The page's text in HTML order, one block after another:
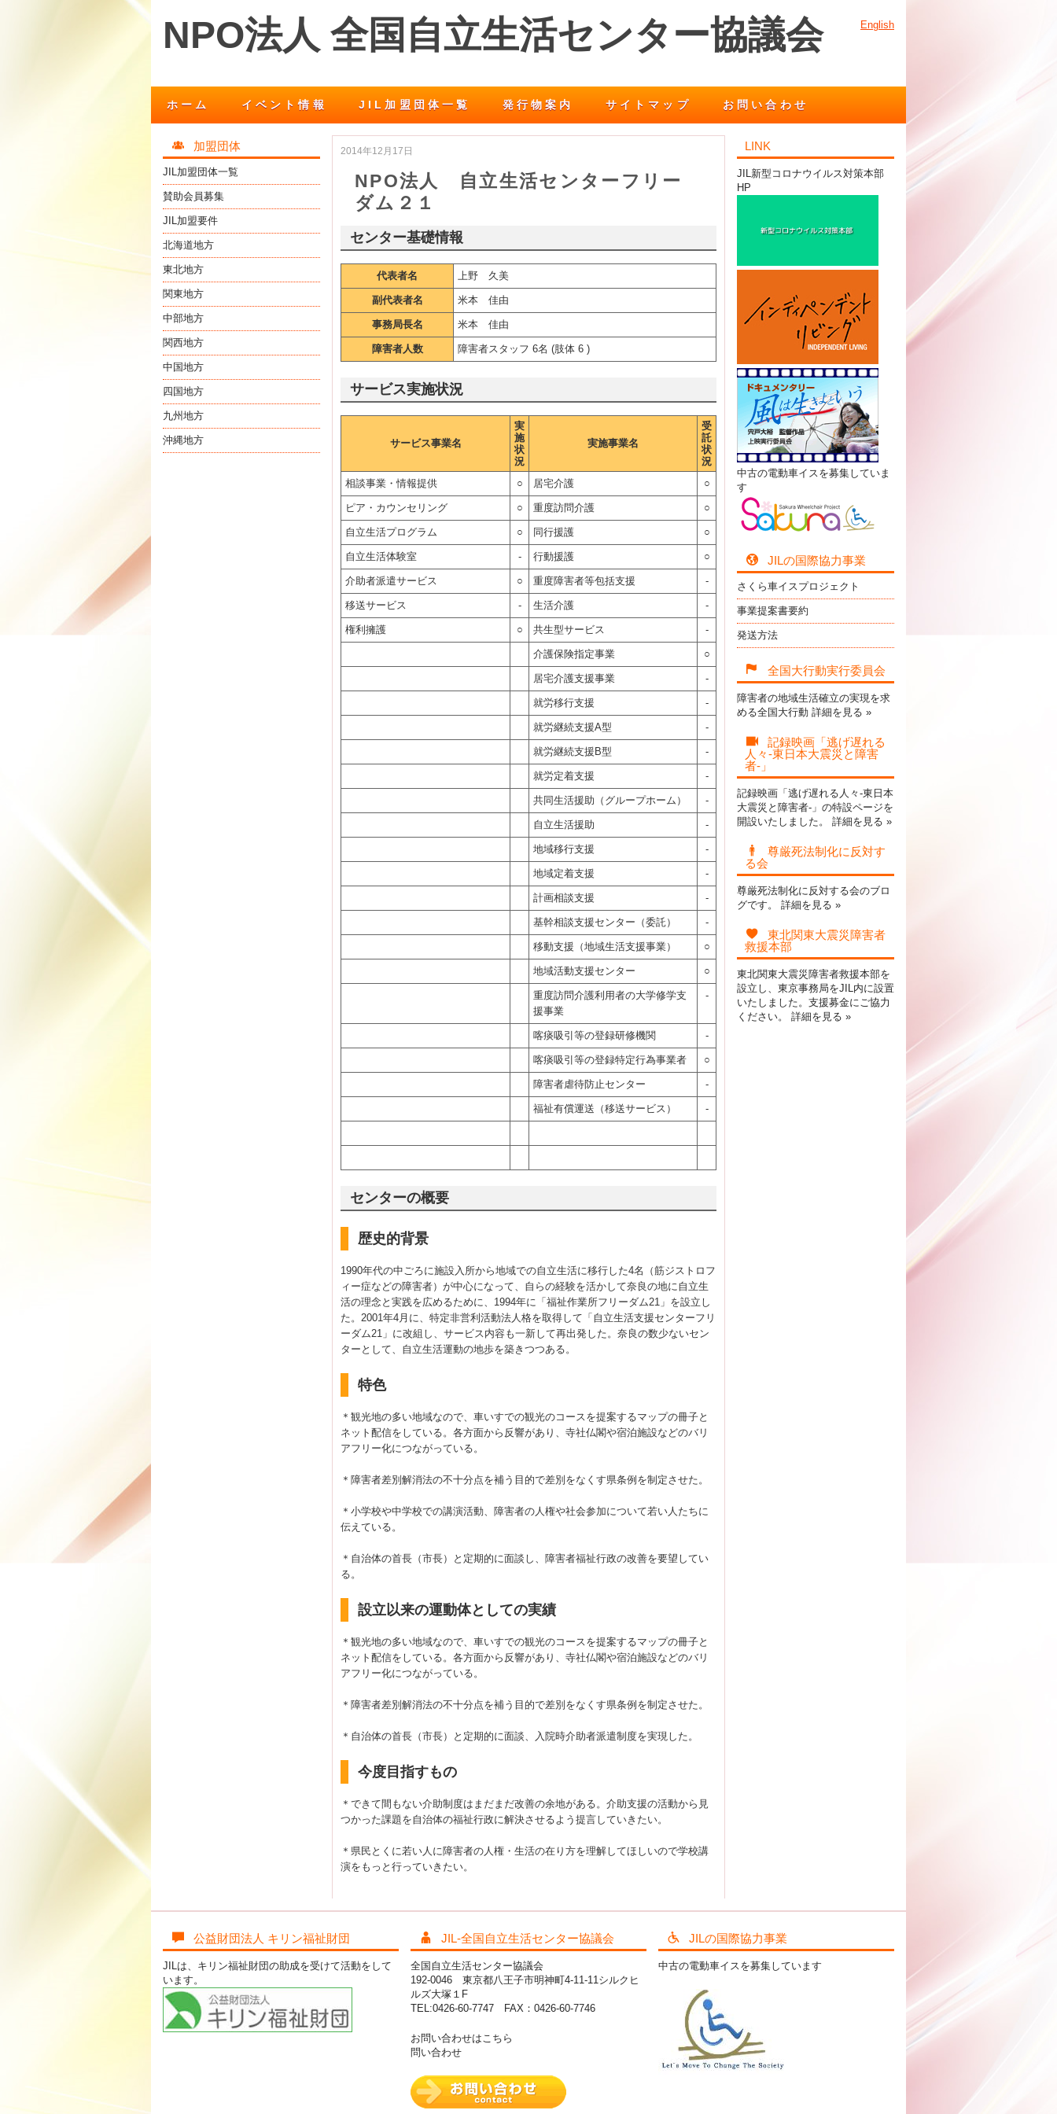
NPO法人 全国自立生活センター協議会 English
ホーム イベント情報 JIL加盟団体一覧 発行物案内 サイトマップ お問い合わせ
2014年12月17日
NPO法人 自立生活センターフリー
ダム２１
センター基礎情報
代表者名 上野 久美
副代表者名 米本 佳由
事務局長名 米本 佳由
障害者人数 障害者スタッフ 6名 (肢体 6 )
サービス実施状況
サービス事業名
実
施
状
況
実施事業名
受
託
状
況
相談事業・情報提供
○ 居宅介護 ○
ピア・カウンセリング ○ 重度訪問介護 ○
自立生活プログラム ○ 同行援護 ○
自立生活体験室 - 行動援護 ○
介助者派遣サービス ○ 重度障害者等包括支援 -
移送サービス - 生活介護 -
権利擁護 ○ 共生型サービス -
介護保険指定事業 ○
居宅介護支援事業 -
就労移行支援 -
就労継続支援A型 -
就労継続支援B型 -
就労定着支援 -
共同生活援助（グループホーム） -
自立生活援助 -
地域移行支援 -
地域定着支援 -
計画相談支援 -
基幹相談支援センター（委託） -
移動支援（地域生活支援事業） ○
地域活動支援センター ○
重度訪問介護利用者の大学修学支
援事業
-
喀痰吸引等の登録研修機関 -
喀痰吸引等の登録特定行為事業者 ○
障害者虐待防止センター -
福祉有償運送（移送サービス） -
センターの概要
歴史的背景
1990年代の中ごろに施設入所から地域での自立生活に移行した4名（筋ジストロフ
ィー症などの障害者）が中心になって、自らの経験を活かして奈良の地に自立生
活の理念と実践を広めるために、1994年に「福祉作業所フリーダム21」を設立し
た。2001年4月に、特定非営利活動法人格を取得して「自立生活支援センターフリ
ーダム21」に改組し、サービス内容も一新して再出発した。奈良の数少ないセン
ターとして、自立生活運動の地歩を築きつつある。
特色
＊観光地の多い地域なので、車いすでの観光のコースを提案するマップの冊子と
ネット配信をしている。各方面から反響があり、寺社仏閣や宿泊施設などのバリ
アフリー化につながっている。
＊障害者差別解消法の不十分点を補う目的で差別をなくす県条例を制定させた。
＊小学校や中学校での講演活動、障害者の人権や社会参加について若い人たちに
伝えている。
＊自治体の首長（市長）と定期的に面談し、障害者福祉行政の改善を要望してい
る。
設立以来の運動体としての実績
＊観光地の多い地域なので、車いすでの観光のコースを提案するマップの冊子と
ネット配信をしている。各方面から反響があり、寺社仏閣や宿泊施設などのバリ
アフリー化につながっている。
＊障害者差別解消法の不十分点を補う目的で差別をなくす県条例を制定させた。
＊自治体の首長（市長）と定期的に面談、入院時介助者派遣制度を実現した。
今度目指すもの
＊できて間もない介助制度はまだまだ改善の余地がある。介助支援の活動から見
つかった課題を自治体の福祉行政に解決させるよう提言していきたい。
＊県民とくに若い人に障害者の人権・生活の在り方を理解してほしいので学校講
演をもっと行っていきたい。
加盟団体
JIL加盟団体一覧
賛助会員募集
JIL加盟要件
北海道地方
東北地方
関東地方
中部地方
関西地方
中国地方
四国地方
九州地方
沖縄地方
LINK
JIL新型コロナウイルス対策本部
HP
中古の電動車イスを募集していま
す
JILの国際協力事業
さくら車イスプロジェクト
事業提案書要約
発送方法
全国大行動実行委員会
障害者の地域生活確立の実現を求
める全国大行動 詳細を見る »
記録映画「逃げ遅れる
人々-東日本大震災と障害
者-」
記録映画「逃げ遅れる人々-東日本
大震災と障害者-」の特設ページを
開設いたしました。 詳細を見る »
尊厳死法制化に反対す
る会
尊厳死法制化に反対する会のブロ
グです。 詳細を見る »
東北関東大震災障害者
救援本部
東北関東大震災障害者救援本部を
設立し、東京事務局をJIL内に設置
いたしました。支援募金にご協力
ください。 詳細を見る »
公益財団法人 キリン福祉財団
JILは、キリン福祉財団の助成を受けて活動をして
います。
JIL-全国自立生活センター協議会
全国自立生活センター協議会
192-0046 東京都八王子市明神町4-11-11シルクヒ
ルズ大塚１F
TEL:0426-60-7747 FAX：0426-60-7746
お問い合わせはこちら
問い合わせ
JILの国際協力事業
中古の電動車イスを募集しています